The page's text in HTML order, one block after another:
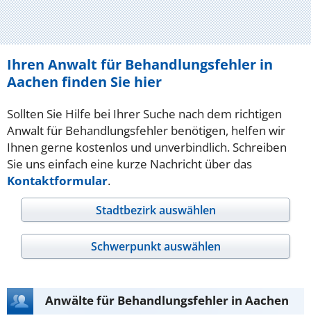
Ihren Anwalt für Behandlungsfehler in
Aachen finden Sie hier
Sollten Sie Hilfe bei Ihrer Suche nach dem richtigen
Anwalt für Behandlungsfehler benötigen, helfen wir
Ihnen gerne kostenlos und unverbindlich. Schreiben
Sie uns einfach eine kurze Nachricht über das
Kontaktformular.
Stadtbezirk auswählen
Schwerpunkt auswählen
Anwälte für Behandlungsfehler in Aachen